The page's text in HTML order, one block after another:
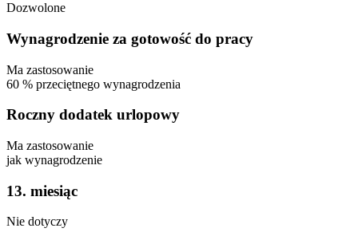
Dozwolone
Wynagrodzenie za gotowość do pracy
Ma zastosowanie
60 % przeciętnego wynagrodzenia
Roczny dodatek urlopowy
Ma zastosowanie
jak wynagrodzenie
13. miesiąc
Nie dotyczy